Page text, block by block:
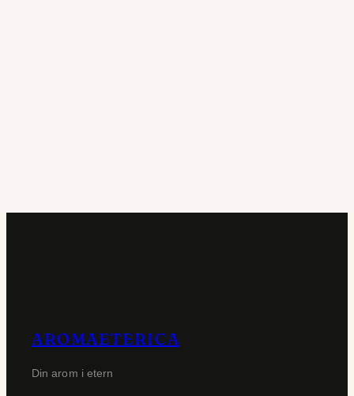
AROMAETERICA
Din arom i etern